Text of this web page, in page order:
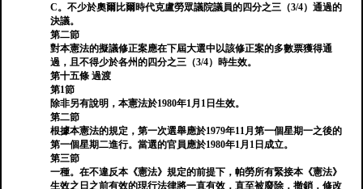
C。不少於奧爾比爾時代克盧勞眾議院議員的四分之三（3/4）通過的
決議。
第二節
對本憲法的擬議修正案應在下屆大選中以該修正案的多數票獲得通
過，且不得少於各州的四分之三（3/4）時生效。
第十五條 過渡
第1節
除非另有說明，本憲法於1980年1月1日生效。
第二節
根據本憲法的規定，第一次選舉應於1979年11月第一個星期一之後的
第一個星期二進行。當選的官員應於1980年1月1日成立。
第三節
一種。在不違反本《憲法》規定的前提下，帕勞所有緊接本《憲法》
生效之日之前有效的現行法律將一直有效，直至被廢除，撤銷，修改